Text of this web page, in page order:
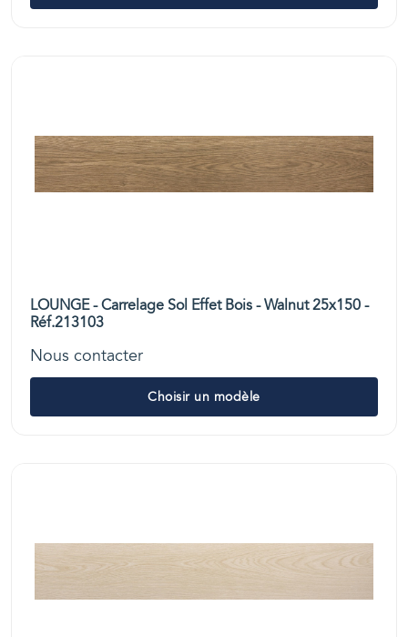
LOUNGE - Carrelage Sol Effet Bois - Walnut 25x150 -
Réf.213103
Nous contacter
Choisir un modèle